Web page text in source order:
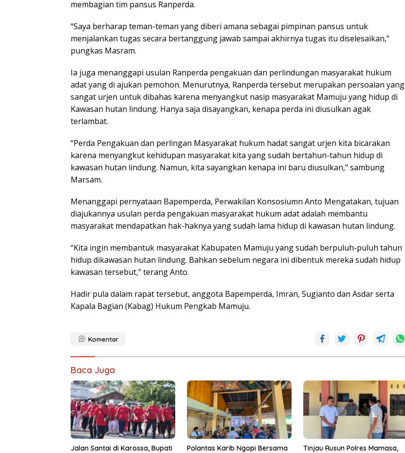
membagian tim pansus Ranperda.
“Saya berharap teman-teman yang diberi amana sebagai pimpinan pansus untuk
menjalankan tugas secara bertanggung jawab sampai akhirnya tugas itu diselesaikan,”
pungkas Masram.
Ia juga menanggapi usulan Ranperda pengakuan dan perlindungan masyarakat hukum
adat yang di ajukan pemohon. Menurutnya, Ranperda tersebut merupakan persoalan yang
sangat urjen untuk dibahas karena menyangkut nasip masyarakat Mamuju yang hidup di
Kawasan hutan lindung. Hanya saja disayangkan, kenapa perda ini diusulkan agak
terlambat.
“Perda Pengakuan dan perlingan Masyarakat hukum hadat sangat urjen kita bicarakan
karena menyangkut kehidupan masyarakat kita yang sudah bertahun-tahun hidup di
kawasan hutan lindung. Namun, kita sayangkan kenapa ini baru diusulkan,” sambung
Marsam.
Menanggapi pernyataan Bapemperda, Perwakilan Konsosiumn Anto Mengatakan, tujuan
diajukannya usulan perda pengakuan masyarakat hukum adat adalah membantu
masyarakat mendapatkan hak-haknya yang sudah lama hidup di kawasan hutan lindung.
“Kita ingin membantuk masyarakat Kabupaten Mamuju yang sudah berpuluh-puluh tahun
hidup dikawasan hutan lindung. Bahkan sebelum negara ini dibentuk mereka sudah hidup
kawasan tersebut,” terang Anto.
Hadir pula dalam rapat tersebut, anggota Bapemperda, Imran, Sugianto dan Asdar serta
Kapala Bagian (Kabag) Hukum Pengkab Mamuju.
Komentar
Baca Juga
Jalan Santai di Karossa, Bupati
Polantas Karib Ngopi Bersama
Tinjau Rusun Polres Mamasa,